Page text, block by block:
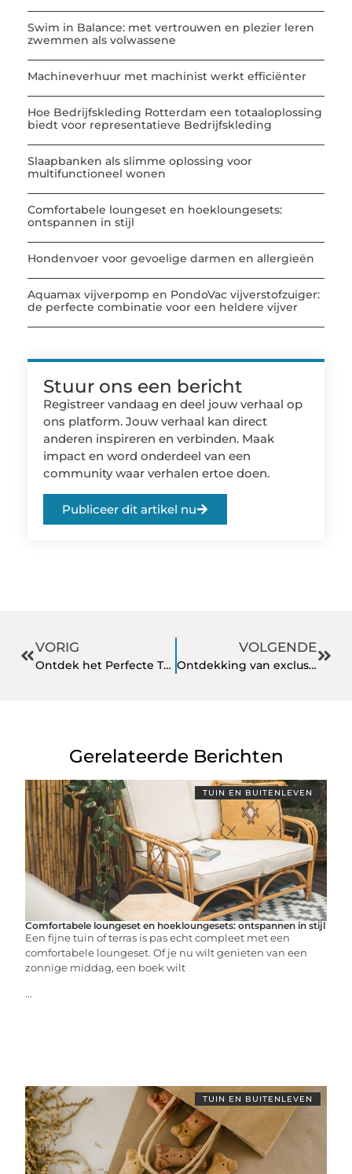
Swim in Balance: met vertrouwen en plezier leren
zwemmen als volwassene
Machineverhuur met machinist werkt efficiënter
Hoe Bedrijfskleding Rotterdam een totaaloplossing
biedt voor representatieve Bedrijfskleding
Slaapbanken als slimme oplossing voor
multifunctioneel wonen
Comfortabele loungeset en hoekloungesets:
ontspannen in stijl
Hondenvoer voor gevoelige darmen en allergieën
Aquamax vijverpomp en PondoVac vijverstofzuiger:
de perfecte combinatie voor een heldere vijver
Stuur ons een bericht
Registreer vandaag en deel jouw verhaal op
ons platform. Jouw verhaal kan direct
anderen inspireren en verbinden. Maak
impact en word onderdeel van een
community waar verhalen ertoe doen.
Publiceer dit artikel nu
VORIG
Ontdek het Perfecte Tuingereedschap bij tuingereedschapshop.nl: Alles Wat Je Moet Weten over Tuinger
VOLGENDE
Ontdekking van exclusieve kinderkleding in de webshop
Gerelateerde Berichten
TUIN EN BUITENLEVEN
Comfortabele loungeset en hoekloungesets: ontspannen in stijl
Een fijne tuin of terras is pas echt compleet met een
comfortabele loungeset. Of je nu wilt genieten van een
zonnige middag, een boek wilt
...
TUIN EN BUITENLEVEN